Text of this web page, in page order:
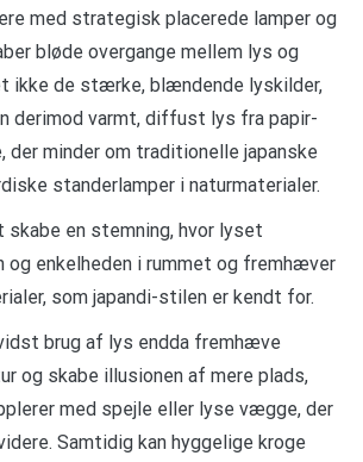
med strategisk placerede lamper og
bløde overgange mellem lys og
ikke de stærke, blændende lyskilder,
derimod varmt, diffust lys fra papir-
minder om traditionelle japanske
standerlamper i naturmaterialer.
skabe en stemning, hvor lyset
enkelheden i rummet og fremhæver
som japandi-stilen er kendt for.
brug af lys endda fremhæve
og skabe illusionen af mere plads,
med spejle eller lyse vægge, der
Samtidig kan hyggelige kroge